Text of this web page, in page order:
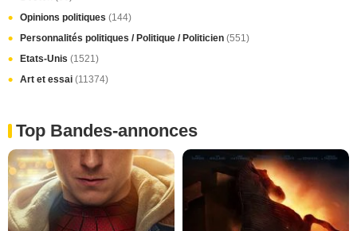
Opinions politiques (144)
Personnalités politiques / Politique / Politicien (551)
Etats-Unis (1521)
Art et essai (11374)
Top Bandes-annonces